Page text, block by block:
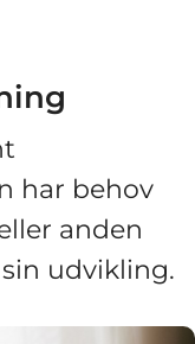
har behov
anden
udvikling.